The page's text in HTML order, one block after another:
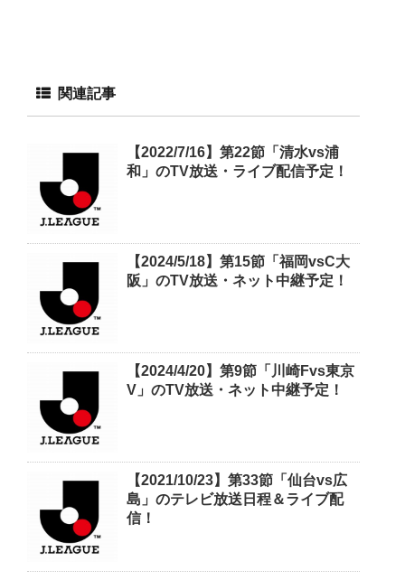
関連記事
【2022/7/16】第22節「清水vs浦
和」のTV放送・ライブ配信予定！
【2024/5/18】第15節「福岡vsC大
阪」のTV放送・ネット中継予定！
【2024/4/20】第9節「川崎Fvs東京
V」のTV放送・ネット中継予定！
【2021/10/23】第33節「仙台vs広
島」のテレビ放送日程＆ライブ配
信！